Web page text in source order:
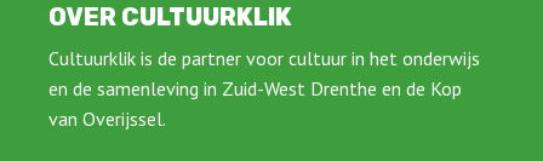
OVER CULTUURKLIK
Cultuurklik is de partner voor cultuur in het onderwijs
en de samenleving in Zuid-West Drenthe en de Kop
van Overijssel.